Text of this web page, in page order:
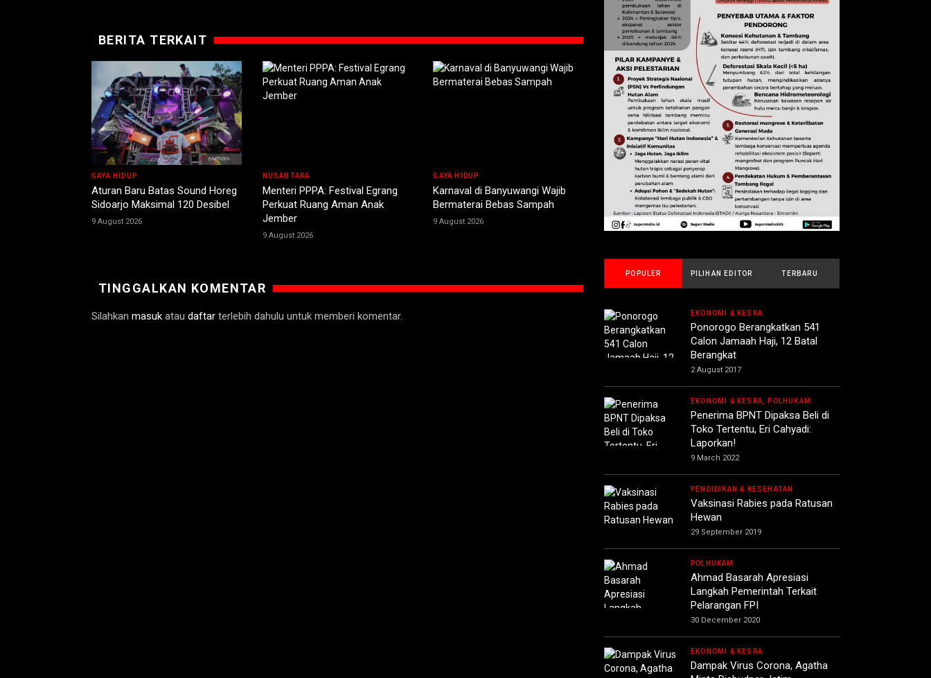
BERITA TERKAIT
GAYA HIDUP
Aturan Baru Batas Sound Horeg
Sidoarjo Maksimal 120 Desibel
9 August 2026
NUSANTARA
Menteri PPPA: Festival Egrang
Perkuat Ruang Aman Anak
Jember
9 August 2026
GAYA HIDUP
Karnaval di Banyuwangi Wajib
Bermaterai Bebas Sampah
9 August 2026
TINGGALKAN KOMENTAR
Silahkan masuk atau daftar terlebih dahulu untuk memberi komentar.
POPULER PILIHAN EDITOR TERBARU
EKONOMI & KESRA
Ponorogo Berangkatkan 541
Calon Jamaah Haji, 12 Batal
Berangkat
2 August 2017
EKONOMI & KESRA, POLHUKAM
Penerima BPNT Dipaksa Beli di
Toko Tertentu, Eri Cahyadi:
Laporkan!
9 March 2022
PENDIDIKAN & KESEHATAN
Vaksinasi Rabies pada Ratusan
Hewan
29 September 2019
POLHUKAM
Ahmad Basarah Apresiasi
Langkah Pemerintah Terkait
Pelarangan FPI
30 December 2020
EKONOMI & KESRA
Dampak Virus Corona, Agatha